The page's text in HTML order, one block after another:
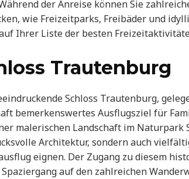
der Anreise können Sie
wie Freizeitparks, Freibäder und
Ihrer Liste der besten
Trautenburg
Schloss Trautenburg,
bemerkenswertes Ausflugsziel für
malerischen Landschaft im
Architektur, sondern auch
eignen. Der Zugang zu diesem
auf den zahlreichen